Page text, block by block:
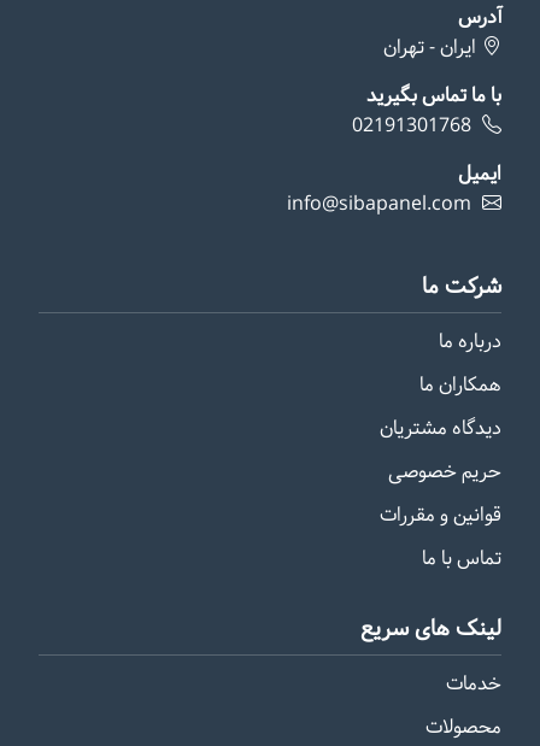
آدرس
ایران - تهران
با ما تماس بگیرید
02191301768
ایمیل
info@sibapanel.com
شرکت ما
درباره ما
همکاران ما
دیدگاه مشتریان
حریم خصوصی
قوانین و مقررات
تماس با ما
لینک های سریع
خدمات
محصولات